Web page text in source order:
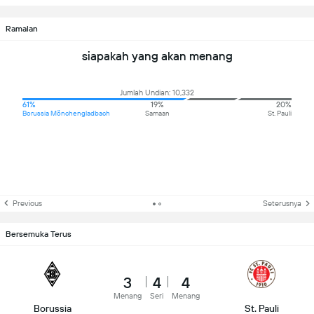
Ramalan
siapakah yang akan menang
Jumlah Undian: 10,332
61%
Borussia Mönchengladbach
19%
Samaan
20%
St. Pauli
Previous Seterusnya
Bersemuka Terus
Borussia
3
Menang
4
Seri
4
Menang
St. Pauli